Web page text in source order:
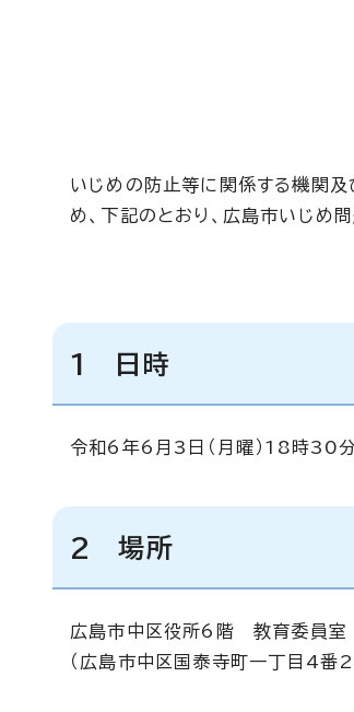
いじめの防止等に関係する機関
め、下記のとおり、広島市いじめ
1 日時
令和6年6月3日（月曜）18時30
2 場所
広島市中区役所6階 教育委員室
（広島市中区国泰寺町一丁目4番